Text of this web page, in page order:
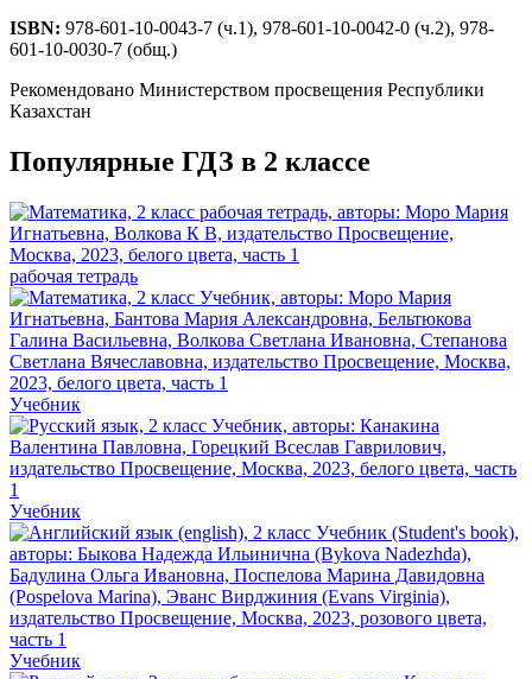
ISBN: 978-601-10-0043-7 (ч.1), 978-601-10-0042-0 (ч.2), 978-
601-10-0030-7 (общ.)
Рекомендовано Министерством просвещения Республики
Казахстан
Популярные ГДЗ в 2 классе
рабочая тетрадь
Учебник
Учебник
Учебник